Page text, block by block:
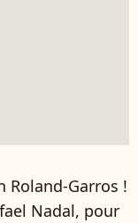
Roland-Garros !
Nadal, pour